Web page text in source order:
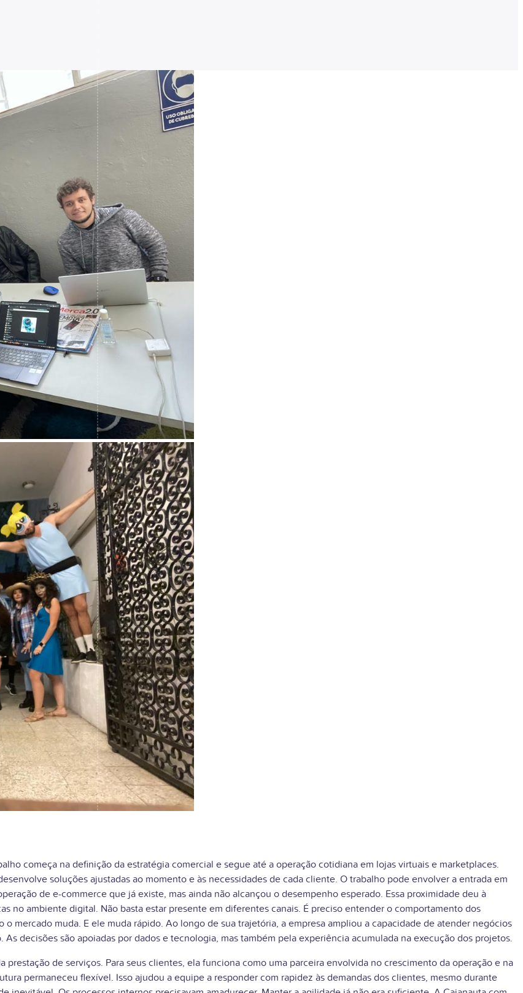
começa na definição da estratégia comercial e segue até a operação cotidiana em lojas virtuais e marketplaces.
soluções ajustadas ao momento e às necessidades de cada cliente. O trabalho pode envolver a entrada em
de e-commerce que já existe, mas ainda não alcançou o desempenho esperado. Essa proximidade deu à
no ambiente digital. Não basta estar presente em diferentes canais. É preciso entender o comportamento dos
mercado muda. E ele muda rápido. Ao longo de sua trajetória, a empresa ampliou a capacidade de atender negócios
decisões são apoiadas por dados e tecnologia, mas também pela experiência acumulada na execução dos projetos.
prestação de serviços. Para seus clientes, ela funciona como uma parceira envolvida no crescimento da operação e na
permaneceu flexível. Isso ajudou a equipe a responder com rapidez às demandas dos clientes, mesmo durante